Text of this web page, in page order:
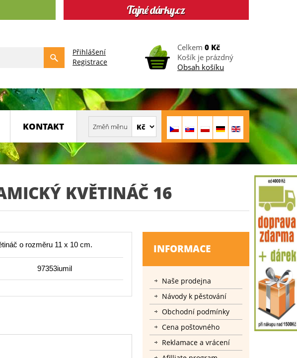
Přihlášení
Registrace
Celkem 0 Kč
Košík je prázdný
Obsah košíku
KONTAKT
KVĚTINÁČ 16
o rozměru 11 x 10 cm.
97353iumil
INFORMACE
Naše prodejna
Návody k pěstování
Obchodní podmínky
Cena poštovného
Reklamace a vrácení